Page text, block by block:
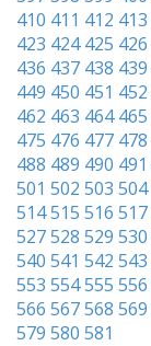
410 411 412 413
423 424 425 426
436 437 438 439
449 450 451 452
462 463 464 465
475 476 477 478
488 489 490 491
501 502 503 504
514515 516 517
527528 529 530
540 541 542 543
553 554555 556
566 567568 569
579 580 581